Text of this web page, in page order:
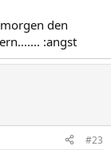
den
:angst
#23